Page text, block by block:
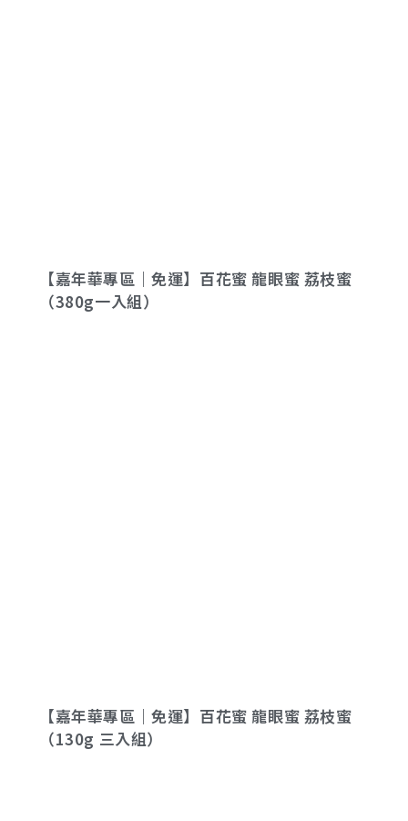
【嘉年華專區｜免運】百花蜜 龍眼蜜 荔枝蜜
（380g一入組）
【嘉年華專區｜免運】百花蜜 龍眼蜜 荔枝蜜
（130g 三入組）